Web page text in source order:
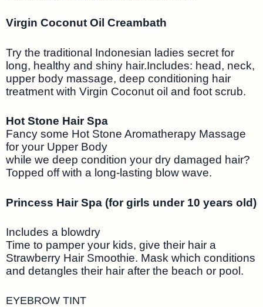
Virgin Coconut Oil Creambath
Try the traditional Indonesian ladies secret for
long, healthy and shiny hair.Includes: head, neck,
upper body massage, deep conditioning hair
treatment with Virgin Coconut oil and foot scrub.
Hot Stone Hair Spa
Fancy some Hot Stone Aromatherapy Massage
for your Upper Body
while we deep condition your dry damaged hair?
Topped off with a long-lasting blow wave.
Princess Hair Spa (for girls under 10 years old)
Includes a blowdry
Time to pamper your kids, give their hair a
Strawberry Hair Smoothie. Mask which conditions
and detangles their hair after the beach or pool.
EYEBROW TINT